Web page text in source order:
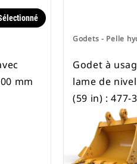
mm
Godets - Pelle
Godet à
lame de
(59 in) : 477-